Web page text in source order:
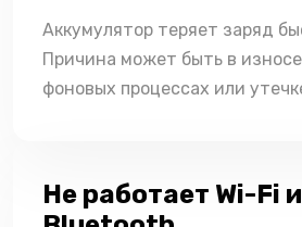
Аккумулятор теряет заряд
Причина может быть в
фоновых процессах или
Не работает Wi-Fi